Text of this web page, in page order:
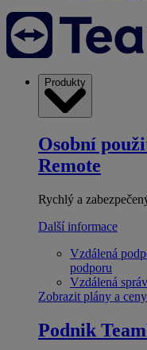
Produkty
Osobní
Remote
Rychlý a
Další informace
Vzdálená
podporu
Vzdálená
Zobrazit plány a ceny
Podnik